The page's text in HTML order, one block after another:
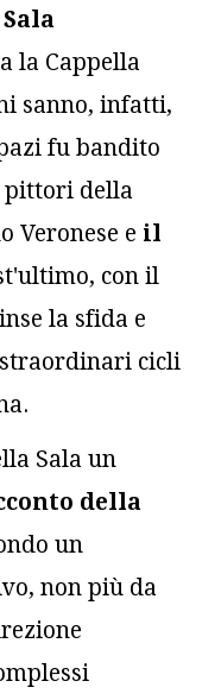
Sala
la Cappella
sanno, infatti,
fu bandito
pittori della
Veronese e il
con il
la sfida e
cicli
Sala un
della
un
non più da